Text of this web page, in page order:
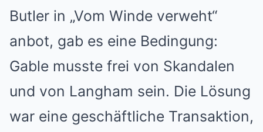
Butler in „Vom Winde verweht“
anbot, gab es eine Bedingung:
Gable musste frei von Skandalen
und von Langham sein. Die Lösung
war eine geschäftliche Transaktion,